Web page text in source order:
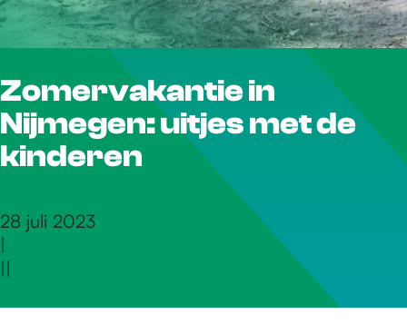
r
d
e
o
Zomervakantie in
Nijmegen: uitjes met de
kinderen
28 juli 2023
|
||